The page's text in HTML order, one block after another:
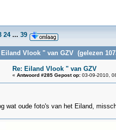
24 ... 39
Vlook " van GZV (gelezen
Re: Eiland Vlook " van GZV
« Antwoord #285 Gepost op: 03-09-2010,
wat oude foto's van het Eiland,